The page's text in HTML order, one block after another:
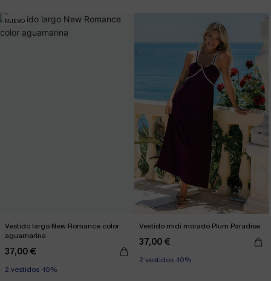
NUEVO
Vestido largo New Romance color
aguamarina
37,00 €
2 vestidos -10%
Vestido midi morado Plum Paradise
37,00 €
2 vestidos -10%